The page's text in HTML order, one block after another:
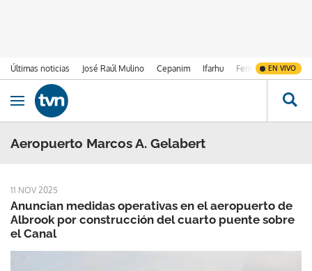
Últimas noticias José Raúl Mulino Cepanim Ifarhu Fenómeno de El
EN VIVO
Ir al contenido
Obrir navegació
Aeropuerto Marcos A. Gelabert
11 NOV 2025
Anuncian medidas operativas en el aeropuerto de
Albrook por construcción del cuarto puente sobre
el Canal